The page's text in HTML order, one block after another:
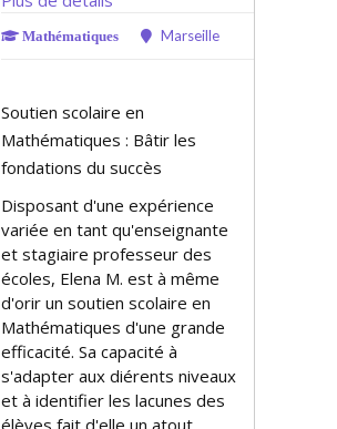
Mathématiques Marseille
Soutien scolaire en
Mathématiques : Bâtir les
fondations du succès
Disposant d'une expérience
variée en tant qu'enseignante
et stagiaire professeur des
écoles, Elena M. est à même
d'offrir un soutien scolaire en
Mathématiques d'une grande
efficacité. Sa capacité à
s'adapter aux différents niveaux
et à identifier les lacunes des
élèves fait d'elle un atout